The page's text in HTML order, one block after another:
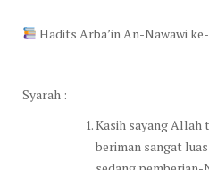
Hadits Arba’in An-Nawawi
Syarah :
Kasih sayang Allah
beriman sangat